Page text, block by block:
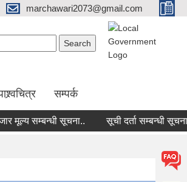
marchawari2073@gmail.com
सम्पर्क
सम्बन्धी सूचना.. सूची दर्ता सम्बन्धी सूचना......